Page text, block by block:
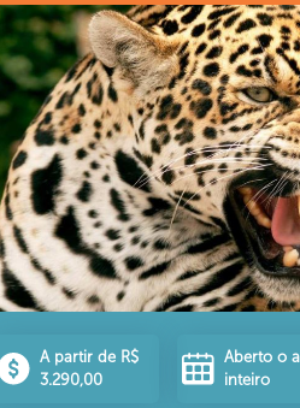
A partir de R$
3.290,00
Aberto o
inteiro